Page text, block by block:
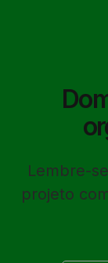
Lembre-
projeto